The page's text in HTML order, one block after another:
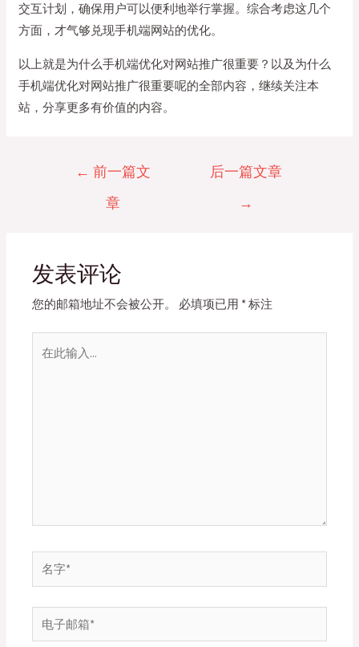
交互计划，确保用户可以便利地举行掌握。综合考虑这几个
方面，才气够兑现手机端网站的优化。
以上就是为什么手机端优化对网站推广很重要？以及为什么
手机端优化对网站推广很重要呢的全部内容，继续关注本
站，分享更多有价值的内容。
← 前一篇文
章
后一篇文章
→
发表评论
您的邮箱地址不会被公开。 必填项已用 *标注
字
*
子